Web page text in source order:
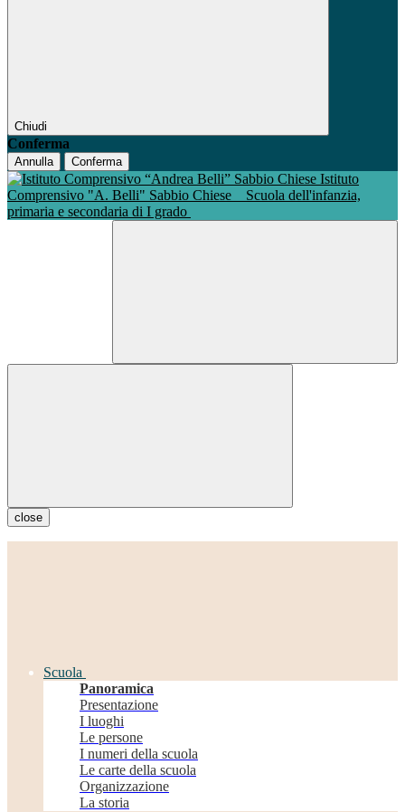
Chiudi
Conferma
Annulla Conferma
Istituto
Comprensivo "A. Belli" Sabbio Chiese
Scuola dell'infanzia,
primaria e secondaria di I grado
close
Scuola
Panoramica
Presentazione
I luoghi
Le persone
I numeri della scuola
Le carte della scuola
Organizzazione
La storia